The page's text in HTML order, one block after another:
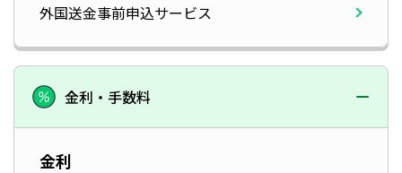
外国送金事前申込サービス
金利・手数料
金利